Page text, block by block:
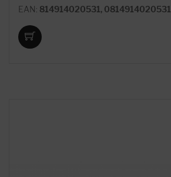
EAN: 814914020531, 0814914020531